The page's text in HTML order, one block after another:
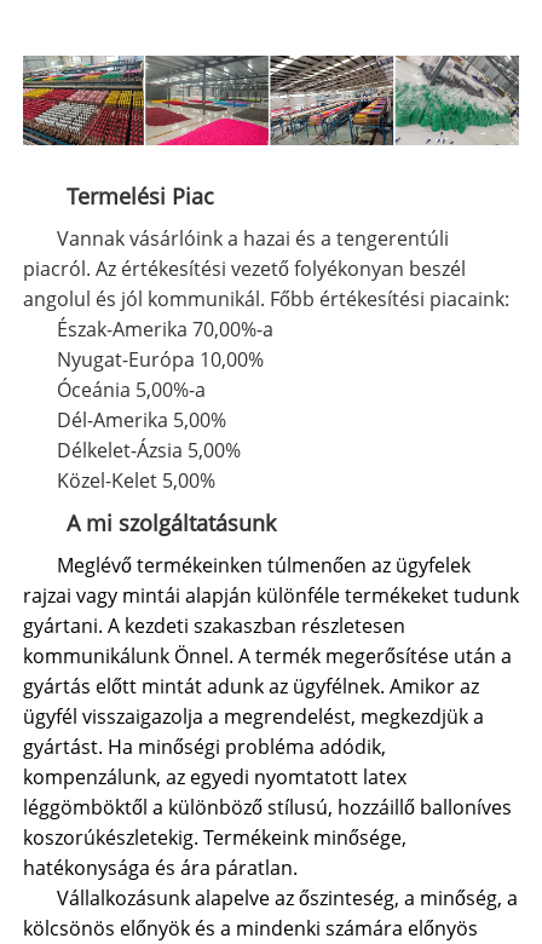
Termelési Piac
Vannak vásárlóink ​​a hazai és a tengerentúli
piacról. Az értékesítési vezető folyékonyan beszél
angolul és jól kommunikál. Főbb értékesítési piacaink:
Észak-Amerika 70,00%-a
Nyugat-Európa 10,00%
Óceánia 5,00%-a
Dél-Amerika 5,00%
Délkelet-Ázsia 5,00%
Közel-Kelet 5,00%
A mi szolgáltatásunk
Meglévő termékeinken túlmenően az ügyfelek
rajzai vagy mintái alapján különféle termékeket tudunk
gyártani. A kezdeti szakaszban részletesen
kommunikálunk Önnel. A termék megerősítése után a
gyártás előtt mintát adunk az ügyfélnek. Amikor az
ügyfél visszaigazolja a megrendelést, megkezdjük a
gyártást. Ha minőségi probléma adódik,
kompenzálunk, az egyedi nyomtatott latex
léggömböktől a különböző stílusú, hozzáillő balloníves
koszorúkészletekig. Termékeink minősége,
hatékonysága és ára páratlan.
Vállalkozásunk alapelve az őszinteség, a minőség, a
kölcsönös előnyök és a mindenki számára előnyös